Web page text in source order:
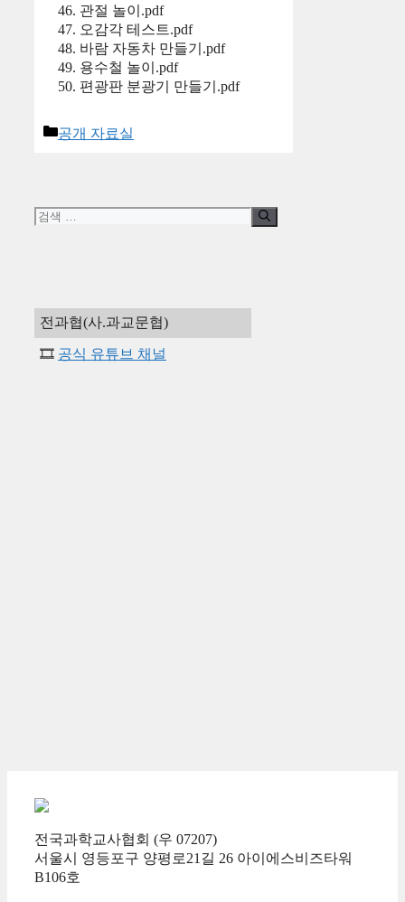
관절 놀이.pdf
오감각 테스트.pdf
바람 자동차 만들기.pdf
용수철 놀이.pdf
편광판 분광기 만들기.pdf
카
공개 자료실
검
전과협(사.과교문협)
🎞️ 공식 유튜브 채널
전국과학교사협회 (우 07207)
서울시 영등포구 양평로21길 26 아이에스비즈타워
B106호